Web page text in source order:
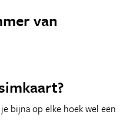
van
bijna op elke hoek wel een